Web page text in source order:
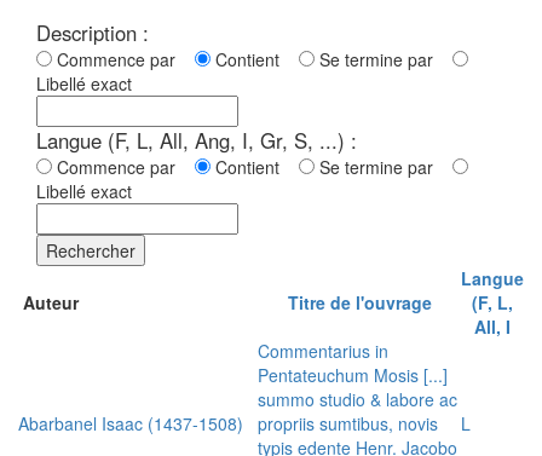
Description :
Commence par Contient
Se termine par
Libellé exact
Langue (F, L, All, Ang, I, Gr, S, ...) :
Commence par Contient
Se termine par
Libellé exact
Rechercher
Auteur Titre de l'ouvrage
Langue
(F, L,
All, I
Abarbanel Isaac (1437-1508)
Commentarius in
Pentateuchum Mosis [...]
summo studio & labore ac
propriis sumtibus, novis
typis edente Henr. Jacobo
L